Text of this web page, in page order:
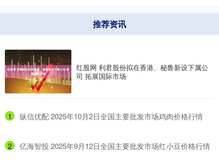
推荐资讯
红股网 利君股份拟在香港、秘鲁新设下属公
司 拓展国际市场
1 ​纵信优配 2025年10月2日全国主要批发市场鸡肉价格行情
2 ​亿海智投 2025年9月12日全国主要批发市场红小豆价格行情